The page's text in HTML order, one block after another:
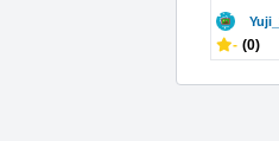
- (0)